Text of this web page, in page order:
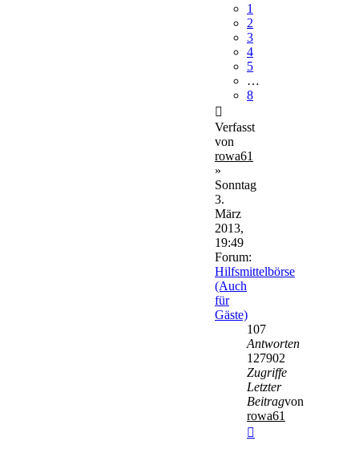
1
2
3
4
5
…
8
Verfasst
von
rowa61
»
Sonntag
3.
März
2013,
19:49
Forum:
Hilfsmittelbörse
(Auch
für
Gäste)
107
Antworten
127902
Zugriffe
Letzter
Beitragvon
rowa61